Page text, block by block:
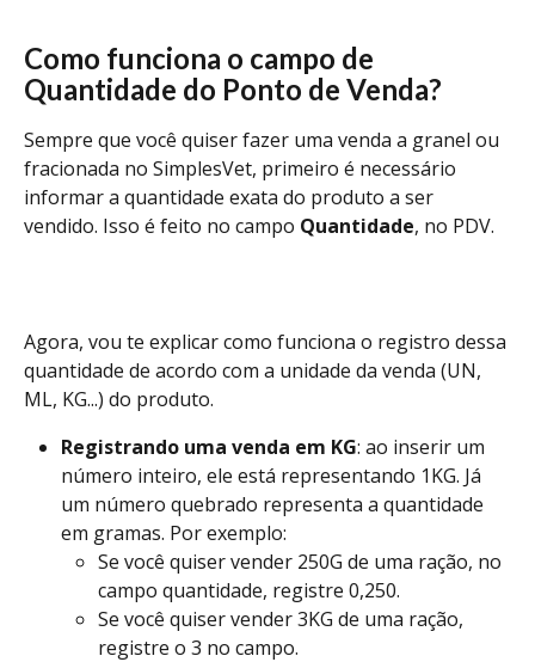
Como funciona o campo de
Quantidade do Ponto de Venda?
Sempre que você quiser fazer uma venda a granel ou
fracionada no SimplesVet, primeiro é necessário
informar a quantidade exata do produto a ser
vendido. Isso é feito no campo Quantidade, no PDV.
Agora, vou te explicar como funciona o registro dessa
quantidade de acordo com a unidade da venda (UN,
ML, KG...) do produto.
Registrando uma venda em KG: ao inserir um
número inteiro, ele está representando 1KG. Já
um número quebrado representa a quantidade
em gramas. Por exemplo:
Se você quiser vender 250G de uma ração, no
campo quantidade, registre 0,250.
Se você quiser vender 3KG de uma ração,
registre o 3 no campo.